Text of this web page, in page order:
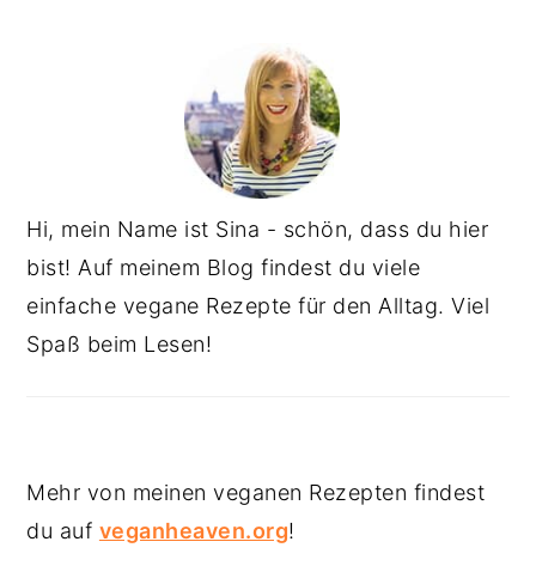
Hi, mein Name ist Sina - schön, dass du hier
bist! Auf meinem Blog findest du viele
einfache vegane Rezepte für den Alltag. Viel
Spaß beim Lesen!
Mehr von meinen veganen Rezepten findest
du auf veganheaven.org!